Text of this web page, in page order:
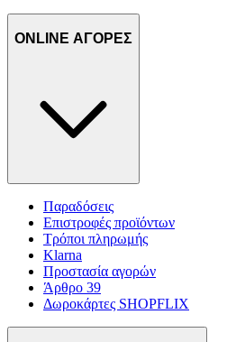
ONLINE ΑΓΟΡΕΣ
Παραδόσεις
Επιστροφές προϊόντων
Τρόποι πληρωμής
Klarna
Προστασία αγορών
Άρθρο 39
Δωροκάρτες SHOPFLIX